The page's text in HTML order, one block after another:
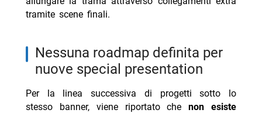
tramite scene finali.
nessuna roadmap definita per
nuove special presentation
Per la linea successiva di progetti sotto lo
stesso banner, viene riportato chenon esiste